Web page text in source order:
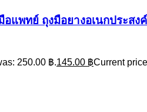
อแพทย์ ถุงมือยางอเนกประส
250.00 ฿.145.00 ฿Current